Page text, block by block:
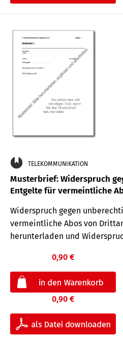
TELEKOMMUNIKATION
Musterbrief: Widerspruch
Entgelte für vermeintliche
Widerspruch gegen
vermeintliche Abos von
herunterladen und
0,90 €
0,90 €